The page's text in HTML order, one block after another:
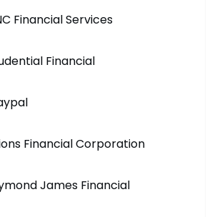
Financial Services
Financial
Financial Corporation
James Financial